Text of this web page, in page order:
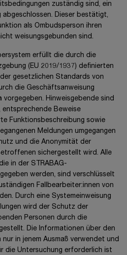
zuständig sind, ein
Dieser bestätigt,
als Ombudsperson ihren
weisungsgebunden sind.
erfüllt die durch die
(EU 2019/1937) definierten
gesetzlichen Standards von
die Geschäftsanweisung
vorgegeben. Hinweisgebende sind
Beweise
Funktionsbeschreibung sowie
Meldungen umgegangen
und die Anonymität der
sichergestellt wird. Alle
in der STRABAG-
werden, sind verschlüsselt
Fallbearbeiter:innen von
Durch eine Systemeinweisung
wird der Schutz der
Personen durch die
Die Informationen über den
in jenem Ausmaß verwendet und
die Untersuchung erforderlich ist